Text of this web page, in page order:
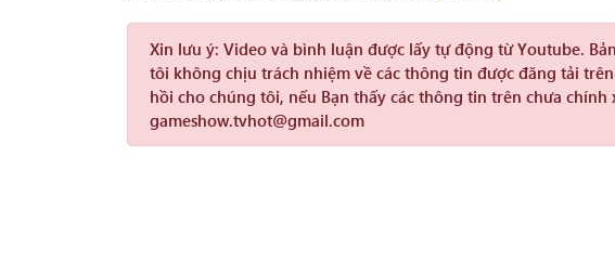
Xin lưu ý: Video và bình luận được lấy tự động từ Youtube.
tôi không chịu trách nhiệm về các thông tin được đăng tải
hồi cho chúng tôi, nếu Bạn thấy các thông tin trên chưa chính
gameshow.tvhot@gmail.com